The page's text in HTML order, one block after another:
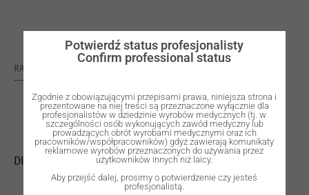
RATING: 0
DISC WØ98 H12mm ZYTTRIA Z402 EXTRA-TRASLUCENT
Potwierdź status profesjonalisty
Confirm professional status
Zgodnie z obowiązującymi przepisami prawa, niniejsza strona i
prezentowane na niej treści są przeznaczone wyłącznie dla
profesjonalistów w dziedzinie wyrobów medycznych (tj. w
szczególności osób wykonujących zawód medyczny lub
prowadzących obrót wyrobami medycznymi oraz ich
pracowników/współpracowników) gdyż zawierają komunikaty
reklamowe wyrobów przeznaczonych do używania przez
użytkowników innych niż laicy.
Aby przejść dalej, prosimy o potwierdzenie czy jesteś
profesjonalistą.